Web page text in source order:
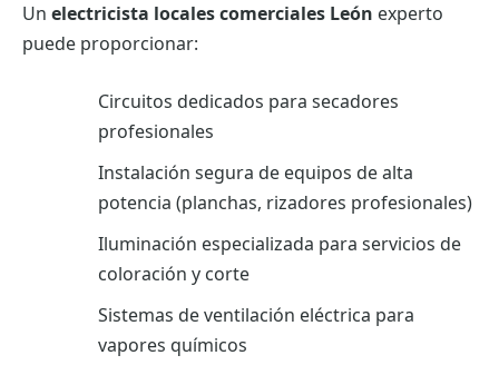
Un electricista locales comerciales León experto
puede proporcionar:
Circuitos dedicados para secadores
profesionales
Instalación segura de equipos de alta
potencia (planchas, rizadores profesionales)
Iluminación especializada para servicios de
coloración y corte
Sistemas de ventilación eléctrica para
vapores químicos